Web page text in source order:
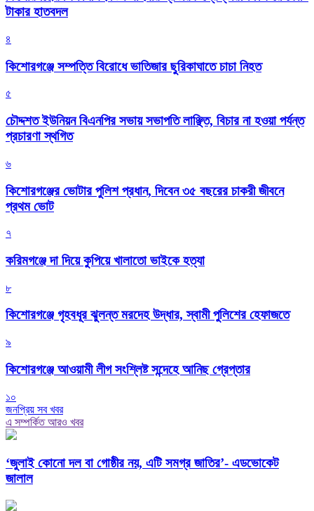
টাকার হাতবদল
৪
কিশোরগঞ্জে সম্পত্তি বিরোধে ভাতিজার ছুরিকাঘাতে চাচা নিহত
৫
চৌদ্দশত ইউনিয়ন বিএনপির সভায় সভাপতি লাঞ্ছিত, বিচার না হওয়া পর্যন্ত
প্রচারণা স্থগিত
৬
কিশোরগঞ্জের ভোটার পুলিশ প্রধান, দিবেন ৩৫ বছরের চাকরী জীবনে
প্রথম ভোট
৭
করিমগঞ্জে দা দিয়ে কুপিয়ে খালাতো ভাইকে হত্যা
৮
কিশোরগঞ্জে গৃহবধূর ঝুলন্ত মরদেহ উদ্ধার, স্বামী পুলিশের হেফাজতে
৯
কিশোরগঞ্জে আওয়ামী লীগ সংশ্লিষ্ট সন্দেহে আনিছ গ্রেপ্তার
১০
জনপ্রিয় সব খবর
এ সম্পর্কিত আরও খবর
‘জুলাই কোনো দল বা গোষ্ঠীর নয়, এটি সমগ্র জাতির’- এডভোকেট
জালাল